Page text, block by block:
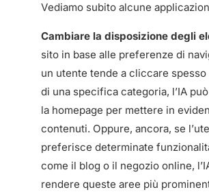
Vediamo subito alcune
Cambiare la disposizione degli
sito in base alle preferenze di
un utente tende a cliccare
di una specifica categoria, l’IA
la homepage per mettere in
contenuti. Oppure, ancora, se
preferisce determinate
come il blog o il negozio online,
rendere queste aree più